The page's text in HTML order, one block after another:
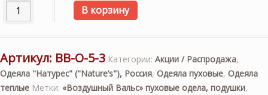
Количество товара «Воздушный Вальс» 150х200см.
В корзину
Артикул: ВВ-О-5-3 Категории: Акции / Распродажа,
Одеяла "Натурес" ("Nature’s"), Россия, Одеяла пуховые, Одеяла
теплые Метки: «Воздушный Вальс» пуховые одела, подушки,